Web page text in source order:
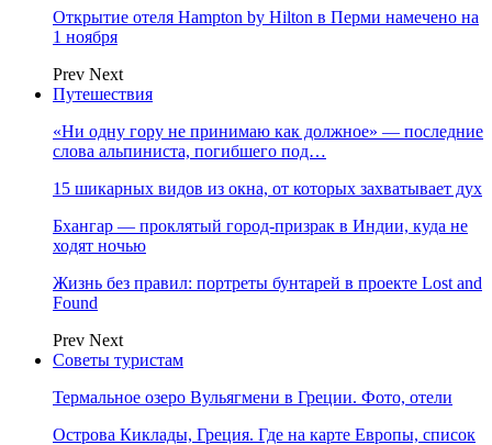
Открытие отеля Hampton by Hilton в Перми намечено на
1 ноября
Prev Next
Путешествия
«Ни одну гору не принимаю как должное» — последние
слова альпиниста, погибшего под…
15 шикарных видов из окна, от которых захватывает дух
Бхангар — проклятый город-призрак в Индии, куда не
ходят ночью
Жизнь без правил: портреты бунтарей в проекте Lost and
Found
Prev Next
Советы туристам
Термальное озеро Вульягмени в Греции. Фото, отели
Острова Киклады, Греция. Где на карте Европы, список